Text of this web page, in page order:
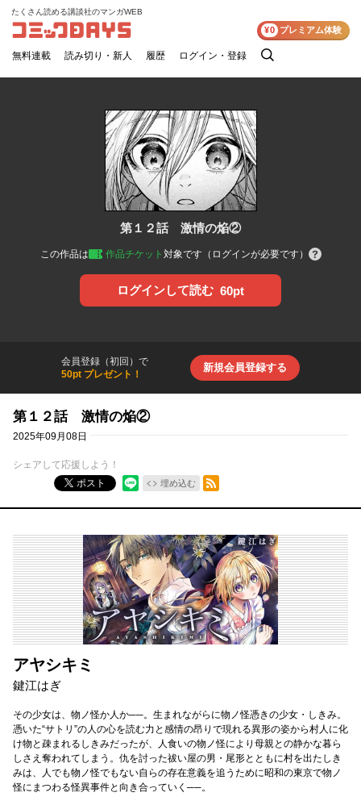
コミックDAYS
たくさん読める講談社のマンガWEB
無料連載 読み切り・新人 履歴 ログイン・登録
検
¥0 プレミアム体験
第１２話 激情の焔②
この作品は 作品チケット 対象です（ログインが必要です）
ログインして読む 60pt
会員登録（初回）で
50pt プレゼント！
新規会員登録する
第１２話 激情の焔②
2025年09月08日
シェアして応援しよう！
ポスト
埋め込む
RSSフィード
アヤシキミ
鍵江はぎ
その少女は、物ノ怪か人か──。生まれながらに物ノ怪憑きの少女・しきみ。
憑いた“サトリ”の人の心を読む力と感情の昂りで現れる異形の姿から村人に化
け物と疎まれるしきみだったが、人食いの物ノ怪により母親との静かな暮ら
しさえ奪われてしまう。仇を討った祓い屋の男・尾形とともに村を出たしき
みは、人でも物ノ怪でもない自らの存在意義を追うために昭和の東京で物ノ
怪にまつわる怪異事件と向き合っていく──。